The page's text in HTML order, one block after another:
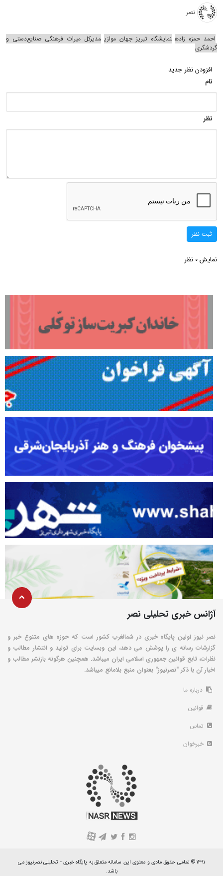
نصر
احمد حمزه زاده نمایشگاه تبریز جهان موازی مدیرکل میراث فرهنگی صنایع‌دستی و
گردشگری
افزودن نظر جدید
نام
نظر
ثبت نظر
نمایش 0 نظر
آژانس خبری تحلیلی نصر
نصر نیوز اولین پایگاه خبری در شمالغرب کشور است که حوزه های متنوع خبر و
گزارشات رسانه ی را پوشش می دهد، این وبسایت برای تولید و انتشار مطالب و
نظرات، تابع قوانین جمهوری اسلامی ایران میباشد. همچنین هرگونه بازنشر مطالب و
اخبار آن با ذکر "نصرنیوز" بعنوان منبع بلامانع میباشد.
درباره ما
قوانین
تماس
خبرخوان
A
۱۳۹۱ © تمامی حقوق مادی و معنوی این سامانه متعلق به پایگاه خبری - تحلیلی نصرنیوز می
باشد.